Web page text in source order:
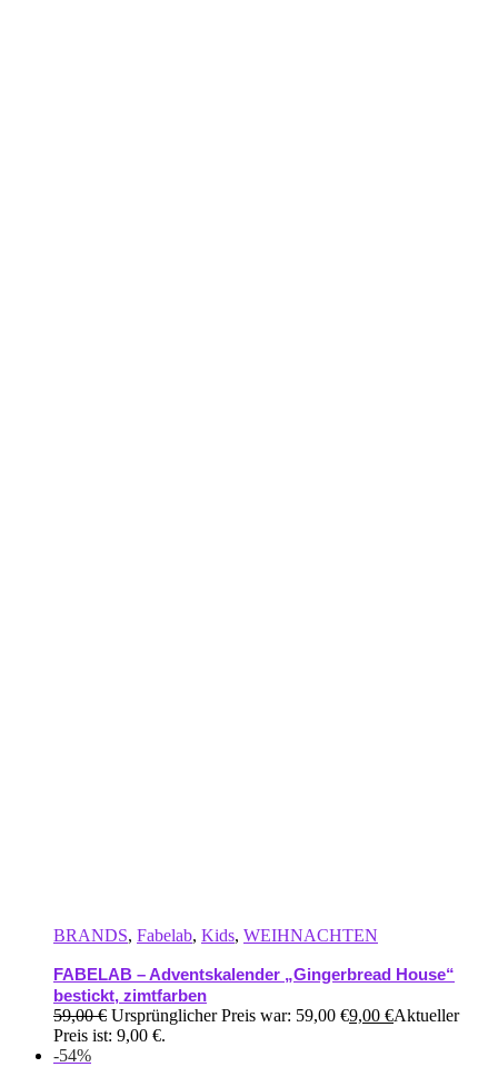
BRANDS, Fabelab, Kids, WEIHNACHTEN
FABELAB – Adventskalender „Gingerbread House“
bestickt, zimtfarben
59,00€ Ursprünglicher Preis war: 59,00 €9,00 €Aktueller
Preis ist: 9,00 €.
-54%